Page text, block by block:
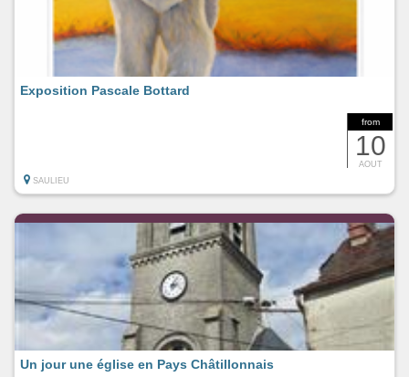
from
10
AOUT
Exposition Pascale Bottard
SAULIEU
Un jour une église en Pays Châtillonnais